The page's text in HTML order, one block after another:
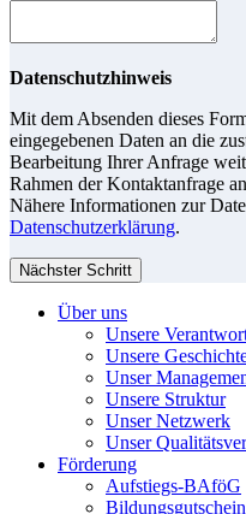
Datenschutzhinweis
Mit dem Absenden dieses
eingegebenen Daten an die
Bearbeitung Ihrer Anfrage
Rahmen der Kontaktanfrage
Nähere Informationen zur
Datenschutzerklärung.
Nächster Schritt
Über uns
Unsere
Unsere
Unser
Unsere Struktur
Unser Netzwerk
Unser
Förderung
Aufstiegs-BAföG
Bildungsgutschein